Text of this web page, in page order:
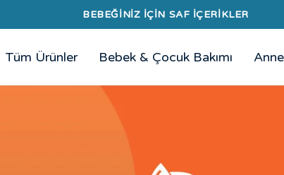
300₺ ÜZERİ ÜCRETSİZ KARGO
Tüm Ürünler Bebek & Çocuk Bakımı